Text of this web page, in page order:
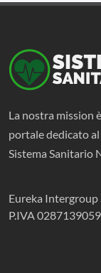
La nostra mission
portale dedicato al
Sistema Sanitario
Eureka Intergroup
P.IVA